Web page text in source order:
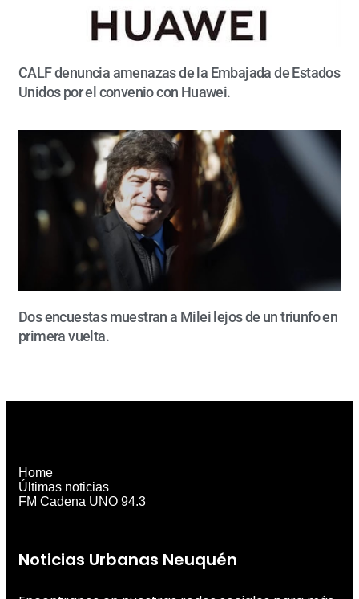
CALF denuncia amenazas de la Embajada de Estados
Unidos por el convenio con Huawei.
Dos encuestas muestran a Milei lejos de un triunfo en
primera vuelta.
Noticias Urbanas Neuquén
Home
Últimas noticias
FM Cadena UNO 94.3